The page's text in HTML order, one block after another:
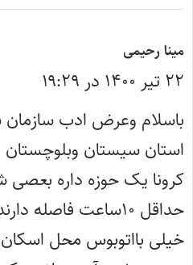
مینا رحیمی
ف
ت
:
۲۲ تیر ۱۴۰۰ در ۱۹:۲۹
باسلام وعرض ادب
استان سیستان
کرونا یک حوزه داره
حداقل ۱۰ساعت
خیلی بااتوبوس محل